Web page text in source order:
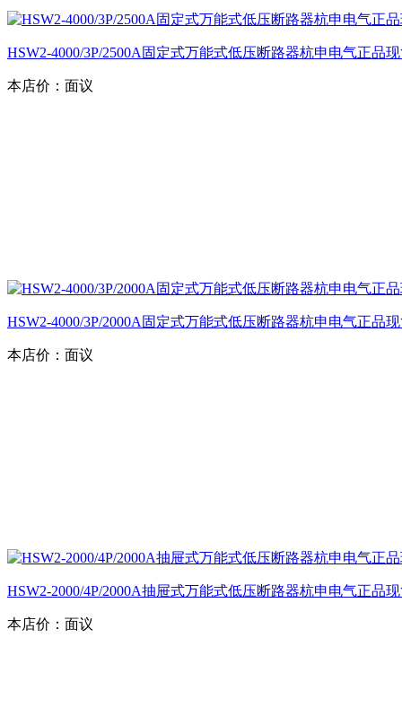
HSW2-4000/3P/2500A固定式万能式低压断路器杭申电气正品
本店价： 面议
HSW2-4000/3P/2000A固定式万能式低压断路器杭申电气正品
本店价： 面议
HSW2-2000/4P/2000A抽屉式万能式低压断路器杭申电气正品
本店价： 面议